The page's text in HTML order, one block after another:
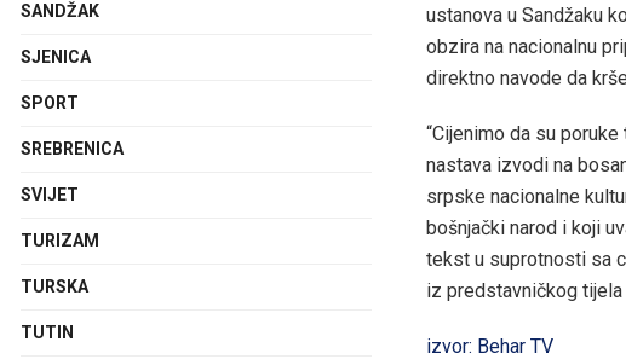
ustanova u Sandžaku
obzira na nacionalnu
direktno navode da
“Cijenimo da su
nastava izvodi na
srpske nacionalne
bošnjački narod i koji
tekst u suprotnosti sa
iz predstavničkog tijela
izvor: Behar TV
SANDŽAK
SJENICA
SPORT
SREBRENICA
SVIJET
TURIZAM
TURSKA
TUTIN